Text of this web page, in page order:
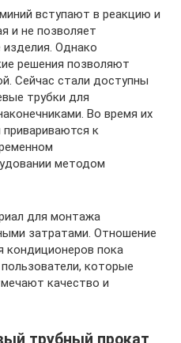
вступают в реакцию и
и не позволяет
Однако
решения позволяют
Сейчас стали доступны
трубки для
Во время их
к
методом
для монтажа
затратами. Отношение
пока
которые
качество и
трубный прокат